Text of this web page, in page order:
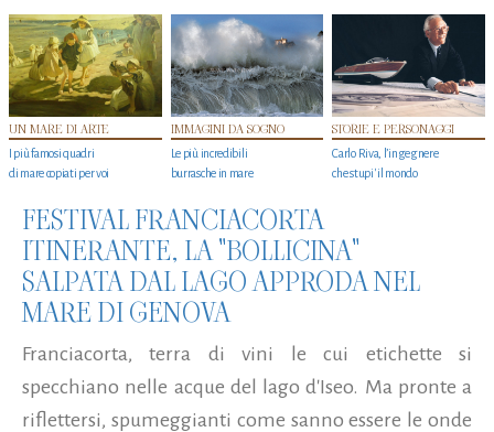
UN MARE DI ARTE
I più famosi quadri
di mare copiati per voi
IMMAGINI DA SOGNO
Le più incredibili
burrasche in mare
STORIE E PERSONAGGI
Carlo Riva, l’ingegnere
che stupi' il mondo
FESTIVAL FRANCIACORTA
ITINERANTE, LA "BOLLICINA"
SALPATA DAL LAGO APPRODA NEL
MARE DI GENOVA
Franciacorta, terra di vini le cui etichette si
specchiano nelle acque del lago d'Iseo. Ma pronte a
riflettersi, spumeggianti come sanno essere le onde